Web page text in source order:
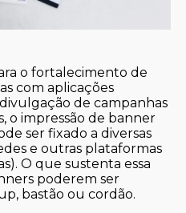
o fortalecimento de
com aplicações
de campanhas
o impressão de banner
ser fixado a diversas
e outras plataformas
O que sustenta essa
poderem ser
bastão ou cordão.